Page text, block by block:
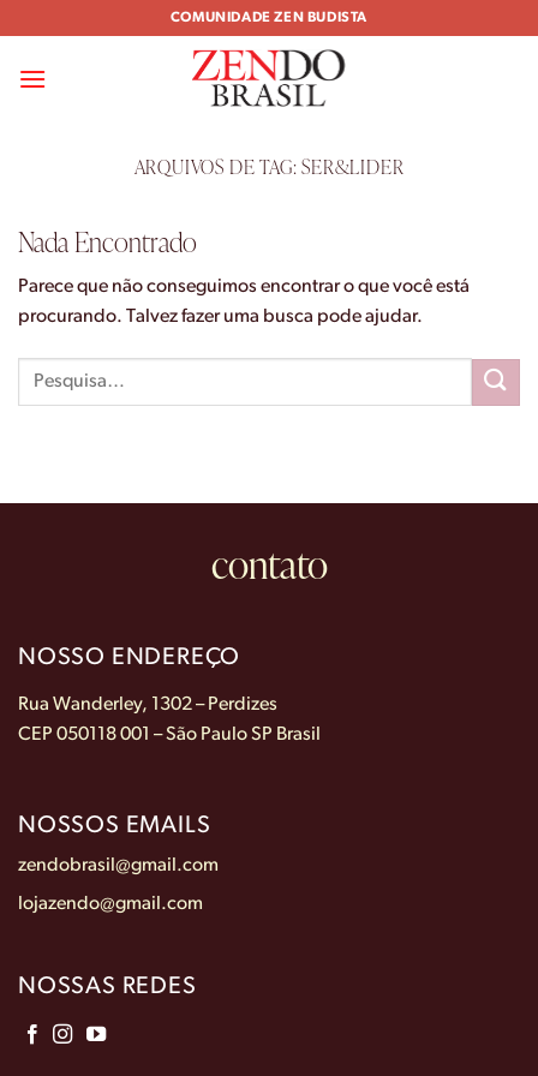
content
COMUNIDADE ZEN BUDISTA
ARQUIVOS DE TAG:SER&LIDER
Nada Encontrado
Parece que não conseguimos encontrar o que você está
procurando. Talvez fazer uma busca pode ajudar.
contato
NOSSO ENDEREÇO
Rua Wanderley, 1302 – Perdizes
CEP 050118 001 – São Paulo SP Brasil
NOSSOS EMAILS
zendobrasil@gmail.com
lojazendo@gmail.com
NOSSAS REDES